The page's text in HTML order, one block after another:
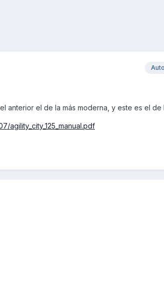
anterior el de la más moderna, y este es el de
agility_city_125_manual.pdf